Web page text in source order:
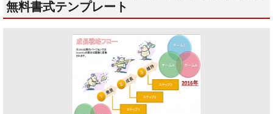
無料書式テンプレート